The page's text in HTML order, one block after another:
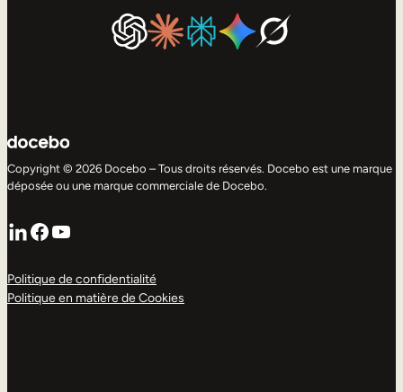
Copyright © 2026 Docebo – Tous droits réservés. Docebo est une marque
déposée ou une marque commerciale de Docebo.
LinkedIn
Facebook
YouTube
Politique de confidentialité
Politique en matière de Cookies